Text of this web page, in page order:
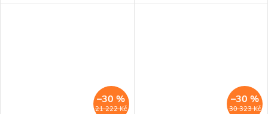
21 222 Kč
–30 %
30 323 Kč
–30 %